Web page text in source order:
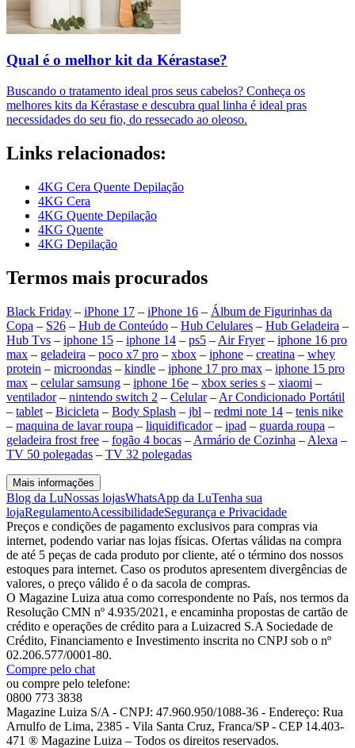
Qual é o melhor kit da Kérastase?
Buscando o tratamento ideal pros seus cabelos? Conheça os
melhores kits da Kérastase e descubra qual linha é ideal pras
necessidades do seu fio, do ressecado ao oleoso.
Links relacionados:
4KG Cera Quente Depilação
4KG Cera
4KG Quente Depilação
4KG Quente
4KG Depilação
Termos mais procurados
Black Friday – iPhone 17 – iPhone 16 – Álbum de Figurinhas da
Copa – S26 – Hub de Conteúdo – Hub Celulares – Hub Geladeira –
Hub Tvs – iphone 15 – iphone 14 – ps5 – Air Fryer– iphone 16 pro
max – geladeira – poco x7 pro – xbox – iphone – creatina – whey
protein – microondas – kindle – iphone 17 pro max – iphone 15 pro
max – celular samsung – iphone 16e – xbox series s – xiaomi –
ventilador– nintendo switch 2 – Celular– Ar Condicionado Portátil
– tablet – Bicicleta – Body Splash – jbl – redmi note 14 – tenis nike
– maquina de lavar roupa – liquidificador– ipad – guarda roupa –
geladeira frost free – fogão 4 bocas – Armário de Cozinha – Alexa –
TV 50 polegadas – TV 32 polegadas
Mais informações
Blog da LuNossas lojasWhatsApp da LuTenha sua
lojaRegulamentoAcessibilidadeSegurança e Privacidade
Preços e condições de pagamento exclusivos para compras via
internet, podendo variar nas lojas físicas. Ofertas válidas na compra
de até 5 peças de cada produto por cliente, até o término dos nossos
estoques para internet. Caso os produtos apresentem divergências de
valores, o preço válido é o da sacola de compras.
O Magazine Luiza atua como correspondente no País, nos termos da
Resolução CMN nº 4.935/2021, e encaminha propostas de cartão de
crédito e operações de crédito para a Luizacred S.A Sociedade de
Crédito, Financiamento e Investimento inscrita no CNPJ sob o nº
02.206.577/0001-80.
Compre pelo chat
ou compre pelo telefone:
0800 773 3838
Magazine Luiza S/A - CNPJ: 47.960.950/1088-36 - Endereço: Rua
Arnulfo de Lima, 2385 - Vila Santa Cruz, Franca/SP - CEP 14.403-
471 ® Magazine Luiza – Todos os direitos reservados.